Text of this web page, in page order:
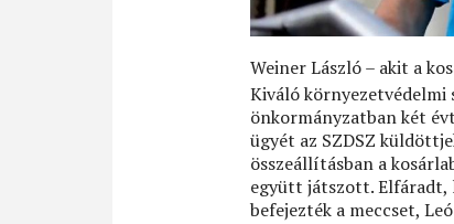
Weiner László – akit a
Kiváló környezetvédelmi
önkormányzatban két
ügyét az SZDSZ
összeállításban a
együtt játszott. Elfáradt,
befejezték a meccset,